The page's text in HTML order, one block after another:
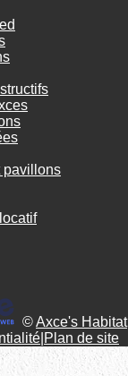
pavillons
©Axce's Habitat
Plan de site